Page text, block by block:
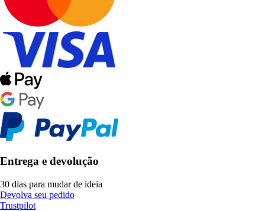
Entrega e devolução
30 dias para mudar de ideia
Devolva seu pedido
Trustpilot